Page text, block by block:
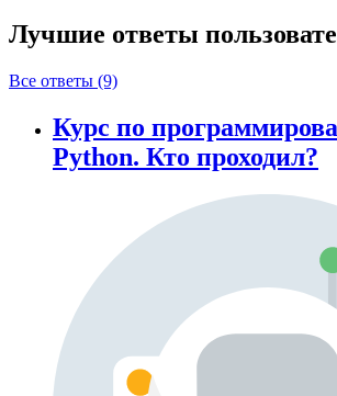
Лучшие ответы
Все ответы (9)
Курс по
Python. Кто проходил?